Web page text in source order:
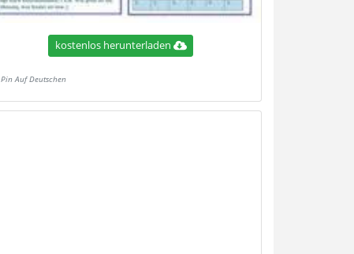
kostenlos herunterladen
Pin Auf Deutschen